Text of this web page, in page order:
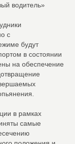
водитель»
с
будут
в состоянии
на обеспечение
в рамках
самые